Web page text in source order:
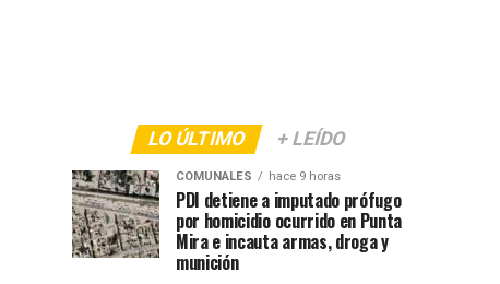
LO ÚLTIMO + LEÍDO
COMUNALES hace 9 horas
PDI detiene a imputado prófugo
por homicidio ocurrido en Punta
Mira e incauta armas, droga y
munición